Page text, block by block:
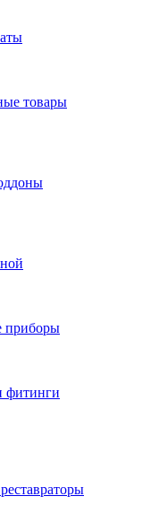
товары
приборы
фитинги